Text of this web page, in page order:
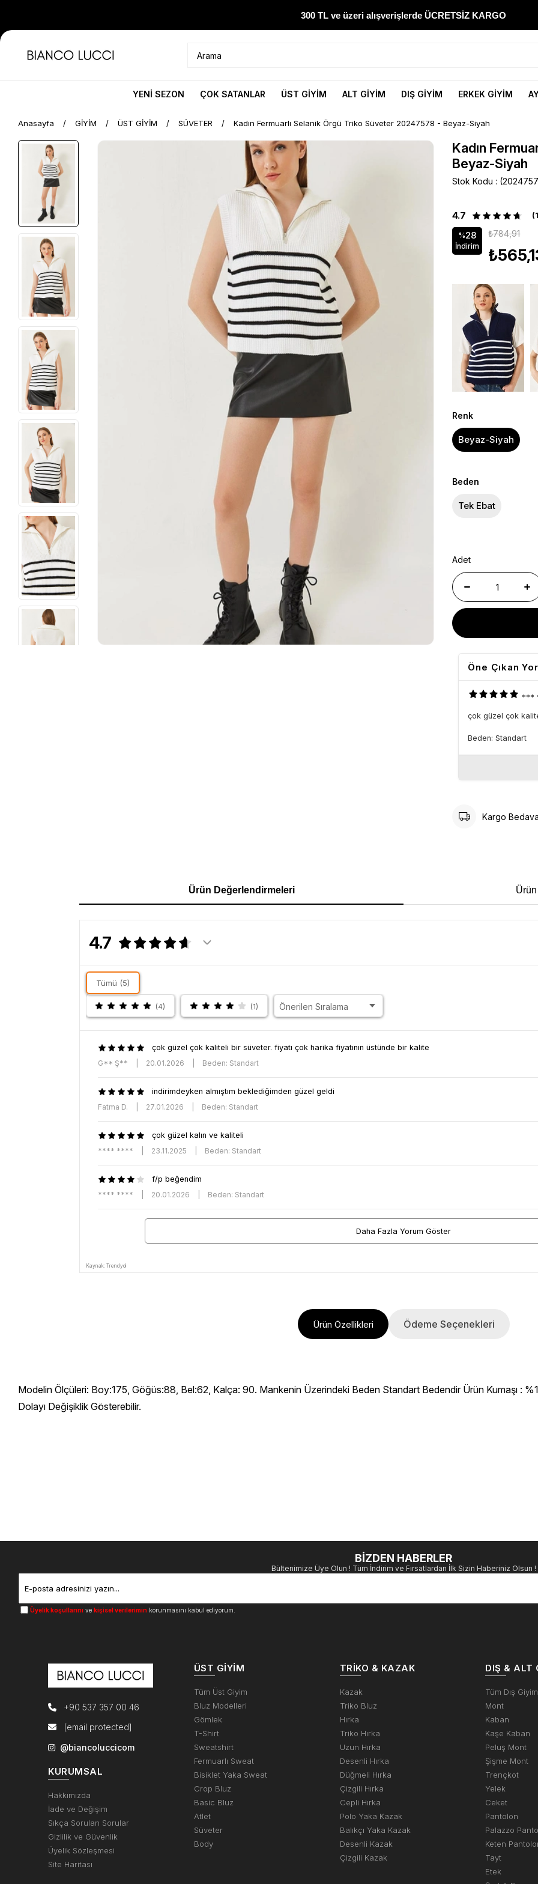
300 TL ve üzeri alışverişlerde ÜCRETSİZ KARGO
YENİ SEZON ÇOK SATANLAR ÜST GİYİM ALT GİYİM DIŞ GİYİM ERKEK GİYİM
Anasayfa GİYİM ÜST GİYİM SÜVETER Kadın Fermuarlı Selanik Örgü Triko Süveter 20247578 - Beyaz-Siyah
Kadın
Beyaz-Siyah
Stok Kodu
4.7
%28
İndirim
₺784,91
Renk
Beyaz-Siyah
Beden
Tek Ebat
Adet
Öne Çıkan
***
çok güzel çok
Beden: Standart
Kargo Bedava
Ürün Değerlendirmeleri
4.7
Tümü (5)
(4) (1)
çok güzel çok kaliteli bir süveter. fiyatı çok harika fiyatının üstünde bir kalite
G** Ş**
20.01.2026 Beden: Standart
indirimdeyken almıştım beklediğimden güzel geldi
Fatma D.
27.01.2026 Beden: Standart
çok güzel kalın ve kaliteli
**** ****
23.11.2025 Beden: Standart
f/p beğendim
**** ****
20.01.2026 Beden: Standart
Daha Fazla Yorum Göster
Kaynak: Trendyol
Ürün Özellikleri Ödeme Seçenekleri
Modelin Ölçüleri: Boy:175, Göğüs:88, Bel:62, Kalça: 90. Mankenin Üzerindeki Beden Standart Bedendir Ürün Kumaşı :
Dolayı Değişiklik Gösterebilir.
BİZDEN HABERLER
Bültenimize Üye Olun ! Tüm İndirim ve Fırsatlardan İlk Sizin Haberiniz Olsun !
Üyelik koşullarını ve kişisel verilerimin korunmasını kabul ediyorum.
+90 537 357 00 46
[email protected]
@biancoluccicom
KURUMSAL
Hakkımızda
İade ve Değişim
Sıkça Sorulan Sorular
Gizlilik ve Güvenlik
Üyelik Sözleşmesi
Site Haritası
ÜST GIYIM
Tüm Üst Giyim
Bluz Modelleri
Gömlek
T-Shirt
Sweatshirt
Fermuarlı Sweat
Bisiklet Yaka Sweat
Crop Bluz
Basic Bluz
Atlet
Süveter
Body
TRIKO & KAZAK
Kazak
Triko Bluz
Hırka
Triko Hırka
Uzun Hırka
Desenli Hırka
Düğmeli Hırka
Çizgili Hırka
Cepli Hırka
Polo Yaka Kazak
Balıkçı Yaka Kazak
Desenli Kazak
Çizgili Kazak
DIŞ & ALT
Tüm Dış Giyim
Mont
Kaban
Kaşe Kaban
Peluş Mont
Şişme Mont
Trençkot
Yelek
Ceket
Pantolon
Palazzo
Keten
Tayt
Etek